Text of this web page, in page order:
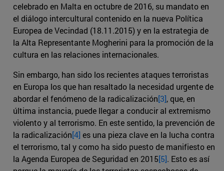
celebrado en Malta en octubre de 2016, su mandato en
el diálogo intercultural contenido en la nueva Política
Europea de Vecindad (18.11.2015) y en la estrategia de
la Alta Representante Mogherini para la promoción de la
cultura en las relaciones internacionales.
Sin embargo, han sido los recientes ataques terroristas
en Europa los que han resaltado la necesidad urgente de
abordar el fenómeno de la radicalización[3], que, en
última instancia, puede llegar a conducir al extremismo
violento y al terrorismo. En este sentido, la prevención de
la radicalización[4] es una pieza clave en la lucha contra
el terrorismo, tal y como ha sido puesto de manifiesto en
la Agenda Europea de Seguridad en 2015[5]. Esto es así